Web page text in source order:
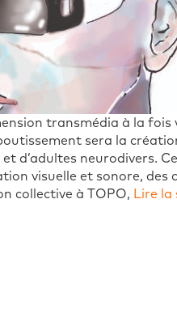
transmédia à la fois
sera la
et d’adultes neurodivers.
visuelle et sonore, des
collective à TOPO, Lire la